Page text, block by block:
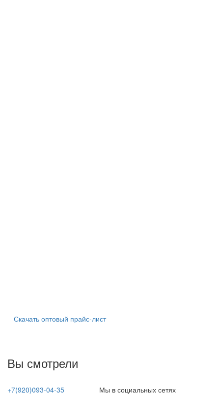
Скачать оптовый прайс-лист
Вы смотрели
+7(920)093-04-35 Мы в социальных сетях